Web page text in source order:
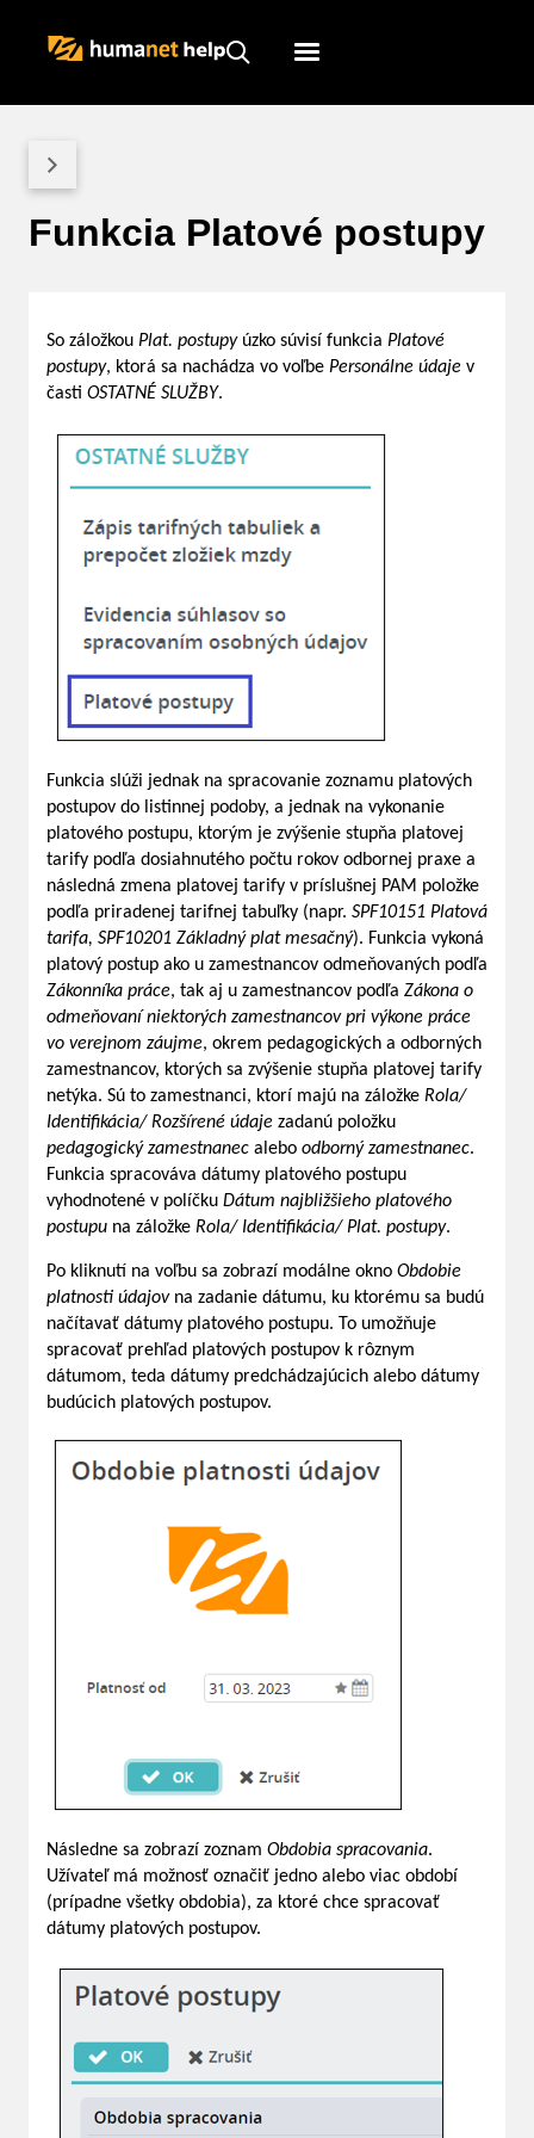
Humanet
Funkcia Platové postupy
So záložkou Plat. postupy úzko súvisí funkcia Platové
postupy, ktorá sa nachádza vo voľbe Personálne údaje v
časti OSTATNÉ SLUŽBY.
Funkcia slúži jednak na spracovanie zoznamu platových
postupov do listinnej podoby, a jednak na vykonanie
platového postupu, ktorým je zvýšenie stupňa platovej
tarify podľa dosiahnutého počtu rokov odbornej praxe a
následná zmena platovej tarify v príslušnej PAM položke
podľa priradenej tarifnej tabuľky (napr. SPF10151 Platová
tarifa, SPF10201 Základný plat mesačný). Funkcia vykoná
platový postup ako u zamestnancov odmeňovaných podľa
Zákonníka práce, tak aj u zamestnancov podľa Zákona o
odmeňovaní niektorých zamestnancov pri výkone práce
vo verejnom záujme, okrem pedagogických a odborných
zamestnancov, ktorých sa zvýšenie stupňa platovej tarify
netýka. Sú to zamestnanci, ktorí majú na záložke Rola/
Identifikácia/ Rozšírené údaje zadanú položku
pedagogický zamestnanec alebo odborný zamestnanec.
Funkcia spracováva dátumy platového postupu
vyhodnotené v políčku Dátum najbližšieho platového
postupu na záložke Rola/ Identifikácia/ Plat. postupy.
Po kliknutí na voľbu sa zobrazí modálne okno Obdobie
platnosti údajovna zadanie dátumu, ku ktorému sa budú
načítavať dátumy platového postupu. To umožňuje
spracovať prehľad platových postupov k rôznym
dátumom, teda dátumy predchádzajúcich alebo dátumy
budúcich platových postupov.
Následne sa zobrazí zoznam Obdobia spracovania.
Užívateľ má možnosť označiť jedno alebo viac období
(prípadne všetky obdobia), za ktoré chce spracovať
dátumy platových postupov.